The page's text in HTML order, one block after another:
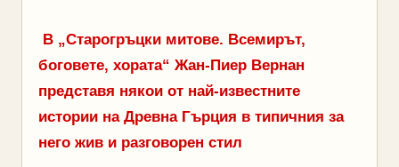
В „Старогръцки митове. Всемирът,
боговете, хората“ Жан-Пиер Вернан
представя някои от най-известните
истории на Древна Гърция в типичния за
него жив и разговорен стил